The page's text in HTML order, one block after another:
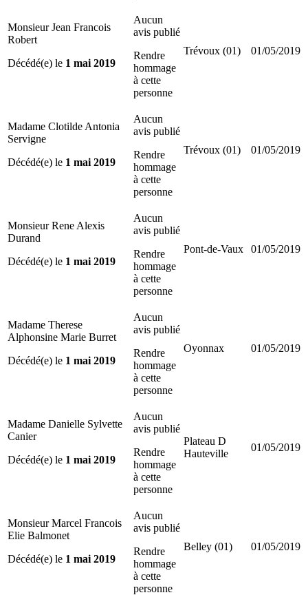
Monsieur Jean Francois
Robert
Décédé(e) le 1 mai 2019
Aucun
avis publié
Rendre
hommage
à cette
personne
Trévoux (01) 01/05/2019
Madame Clotilde Antonia
Servigne
Décédé(e) le 1 mai 2019
Aucun
avis publié
Rendre
hommage
à cette
personne
Trévoux (01) 01/05/2019
Monsieur Rene Alexis
Durand
Décédé(e) le 1 mai 2019
Aucun
avis publié
Rendre
hommage
à cette
personne
Pont-de-Vaux 01/05/2019
Madame Therese
Alphonsine Marie Burret
Décédé(e) le 1 mai 2019
Aucun
avis publié
Rendre
hommage
à cette
personne
Oyonnax 01/05/2019
Madame Danielle Sylvette
Canier
Décédé(e) le 1 mai 2019
Aucun
avis publié
Rendre
hommage
à cette
personne
Plateau D
Hauteville
01/05/2019
Monsieur Marcel Francois
Elie Balmonet
Décédé(e) le 1 mai 2019
Aucun
avis publié
Rendre
hommage
à cette
personne
Belley (01) 01/05/2019